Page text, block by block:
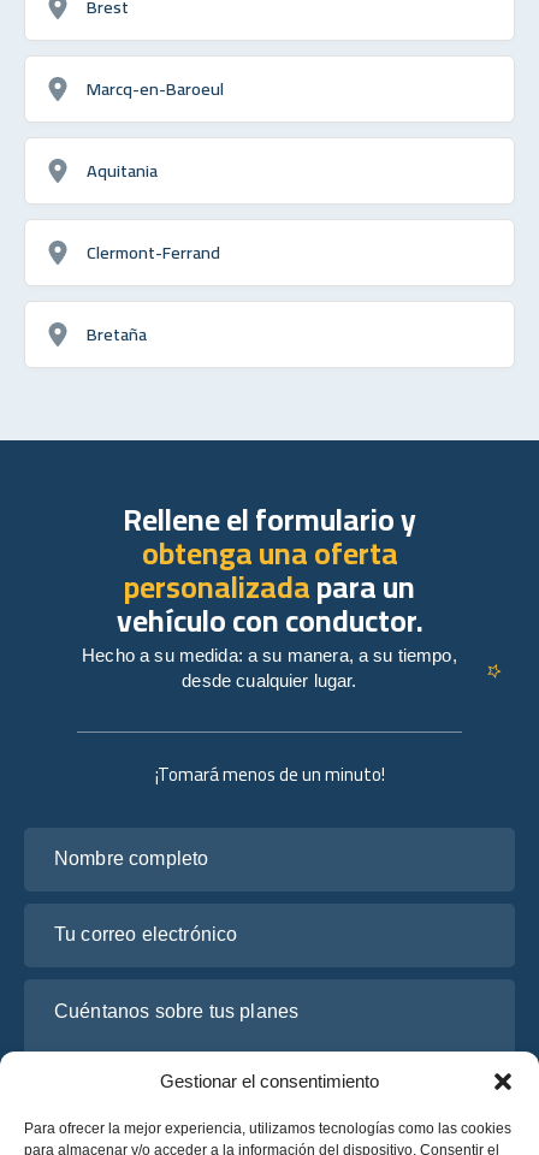
Gestionar el consentimiento
Para ofrecer la mejor experiencia, utilizamos tecnologías como las cookies
para almacenar y/o acceder a la información del dispositivo. Consentir el
Marcq-en-Baroeul
Aquitania
Clermont-Ferrand
Bretaña
¡Tomará menos de un minuto!
Rellene el formulario y
obtenga una oferta
personalizadapara un
vehículo con conductor.
Hecho a su medida: a su manera, a su tiempo,
desde cualquier lugar.